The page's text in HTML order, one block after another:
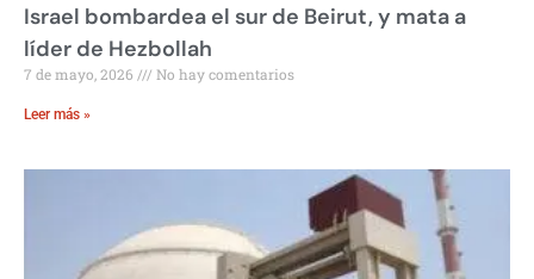
Israel bombardea el sur de Beirut, y mata a
líder de Hezbollah
7 de mayo, 2026 No hay comentarios
Leer más »